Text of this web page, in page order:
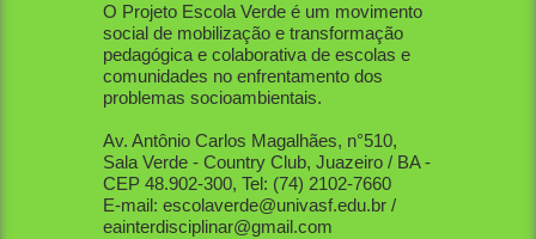
O Projeto Escola Verde é um movimento
social de mobilização e transformação
pedagógica e colaborativa de escolas e
comunidades no enfrentamento dos
problemas socioambientais.
Av. Antônio Carlos Magalhães, n°510,
Sala Verde - Country Club, Juazeiro / BA -
CEP 48.902-300, Tel: (74) 2102-7660
E-mail: escolaverde@univasf.edu.br /
eainterdisciplinar@gmail.com